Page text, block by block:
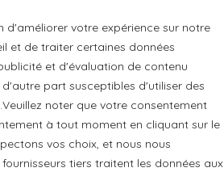
d'améliorer votre expérience sur notre
et de traiter certaines données
et d'évaluation de contenu
part susceptibles d'utiliser des
noter que votre consentement
à tout moment en cliquant sur le
vos choix, et nous nous
tiers traitent les données aux